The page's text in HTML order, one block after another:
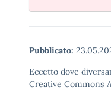
Pubblicato:
Eccetto dove
Creative Commons